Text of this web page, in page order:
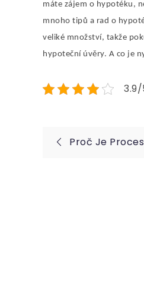
máte zájem o hypotéku,
mnoho tipů a rad o
veliké množství, takže
hypoteční úvěry. A co je
Proč Je